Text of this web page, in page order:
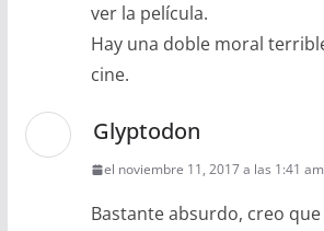
ver la película.
Hay una doble moral
cine.
Glyptodon
el noviembre 11, 2017 a las 1:41 am
Bastante absurdo, creo